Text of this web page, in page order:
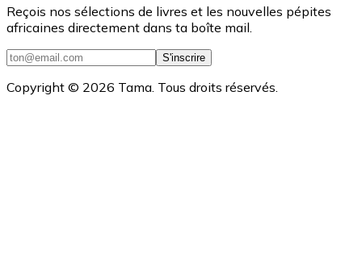
Reçois nos sélections de livres et les nouvelles pépites
africaines directement dans ta boîte mail.
S'inscrire
Copyright © 2026 Tama. Tous droits réservés.